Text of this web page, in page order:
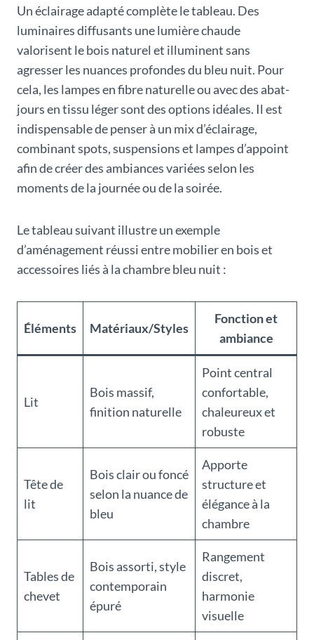
Un éclairage adapté complète le tableau. Des
luminaires diffusants une lumière chaude
valorisent le bois naturel et illuminent sans
agresser les nuances profondes du bleu nuit. Pour
cela, les lampes en fibre naturelle ou avec des abat-
jours en tissu léger sont des options idéales. Il est
indispensable de penser à un mix d’éclairage,
combinant spots, suspensions et lampes d’appoint
afin de créer des ambiances variées selon les
moments de la journée ou de la soirée.
Le tableau suivant illustre un exemple
d’aménagement réussi entre mobilier en bois et
accessoires liés à la chambre bleu nuit :
Éléments Matériaux/Styles
Fonction et
ambiance
Lit
Bois massif,
finition naturelle
Point central
confortable,
chaleureux et
robuste
Tête de
lit
Bois clair ou foncé
selon la nuance de
bleu
Apporte
structure et
élégance à la
chambre
Tables de
chevet
Bois assorti, style
contemporain
épuré
Rangement
discret,
harmonie
visuelle